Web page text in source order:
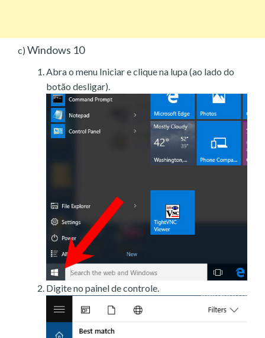
c) Windows 10
Abra o menu Iniciar e clique na lupa (ao lado do
botão desligar).
Digite no painel de controle.